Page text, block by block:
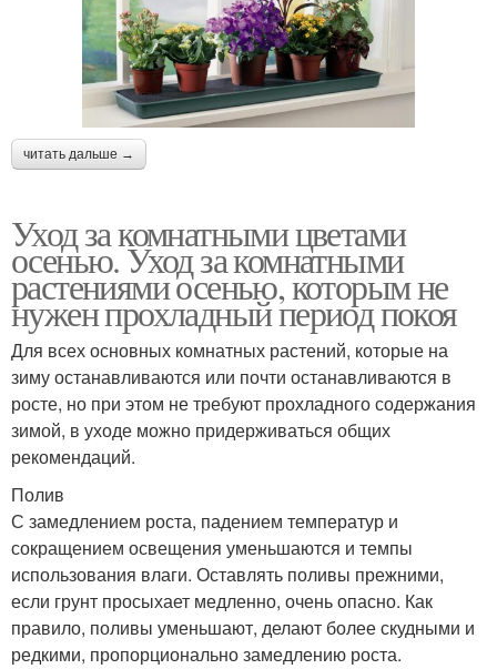
читать дальше →
Уход за комнатными цветами
осенью. Уход за комнатными
растениями осенью, которым не
нужен прохладный период покоя
Для всех основных комнатных растений, которые на
зиму останавливаются или почти останавливаются в
росте, но при этом не требуют прохладного содержания
зимой, в уходе можно придерживаться общих
рекомендаций.
Полив
С замедлением роста, падением температур и
сокращением освещения уменьшаются и темпы
использования влаги. Оставлять поливы прежними,
если грунт просыхает медленно, очень опасно. Как
правило, поливы уменьшают, делают более скудными и
редкими, пропорционально замедлению роста.